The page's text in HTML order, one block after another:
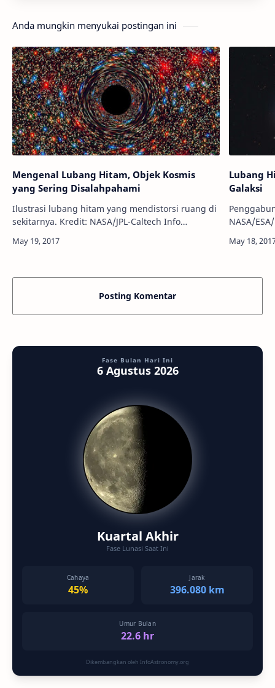
Anda mungkin menyukai postingan ini
Mengenal Lubang Hitam, Objek Kosmis
yang Sering Disalahpahami
Ilustrasi lubang hitam yang mendistorsi ruang di
sekitarnya. Kredit: NASA/JPL-Caltech Info
hitam? Lubang hitam mungkin te…
Lubang
Galaksi
NASA/ESA/Martin
induk
Posting Komentar
Fase Bulan Hari Ini
6 Agustus 2026
Kuartal Akhir
Fase Lunasi Saat Ini
Cahaya
45%
Jarak
396.080 km
Umur Bulan
22.6 hr
Dikembangkan oleh InfoAstronomy.org